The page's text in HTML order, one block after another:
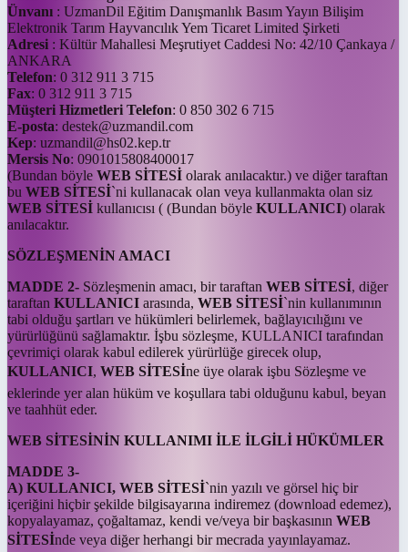
Ünvanı : UzmanDil Eğitim Danışmanlık Basım Yayın Bilişim
Elektronik Tarım Hayvancılık Yem Ticaret Limited Şirketi
Adresi : Kültür Mahallesi Meşrutiyet Caddesi No: 42/10 Çankaya /
ANKARA
Telefon: 0 312 911 3 715
Fax: 0 312 911 3 715
Müşteri Hizmetleri Telefon: 0 850 302 6 715
E-posta: destek@uzmandil.com
Kep: uzmandil@hs02.kep.tr
Mersis No: 0901015808400017
(Bundan böyle WEB SİTESİ olarak anılacaktır.) ve diğer taraftan
bu WEB SİTESİ`ni kullanacak olan veya kullanmakta olan siz
WEB SİTESİ kullanıcısı ( (Bundan böyle KULLANICI) olarak
anılacaktır.
SÖZLEŞMENİN AMACI
MADDE 2- Sözleşmenin amacı, bir taraftan WEB SİTESİ, diğer
taraftan KULLANICI arasında, WEB SİTESİ`nin kullanımının
tabi olduğu şartları ve hükümleri belirlemek, bağlayıcılığını ve
yürürlüğünü sağlamaktır. İşbu sözleşme, KULLANICI tarafından
çevrimiçi olarak kabul edilerek yürürlüğe girecek olup,
KULLANICI, WEB SİTESİne üye olarak işbu Sözleşme ve
eklerinde yer alan hüküm ve koşullara tabi olduğunu kabul, beyan
ve taahhüt eder.
WEB SİTESİNİN KULLANIMI İLE İLGİLİ HÜKÜMLER
MADDE 3-
A) KULLANICI, WEB SİTESİ`nin yazılı ve görsel hiç bir
içeriğini hiçbir şekilde bilgisayarına indiremez (download edemez),
kopyalayamaz, çoğaltamaz, kendi ve/veya bir başkasının WEB
SİTESİnde veya diğer herhangi bir mecrada yayınlayamaz.